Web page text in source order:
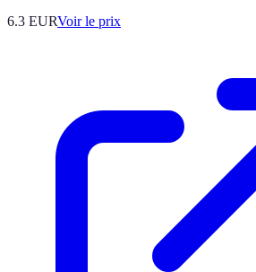
6.3 EURVoir le prix